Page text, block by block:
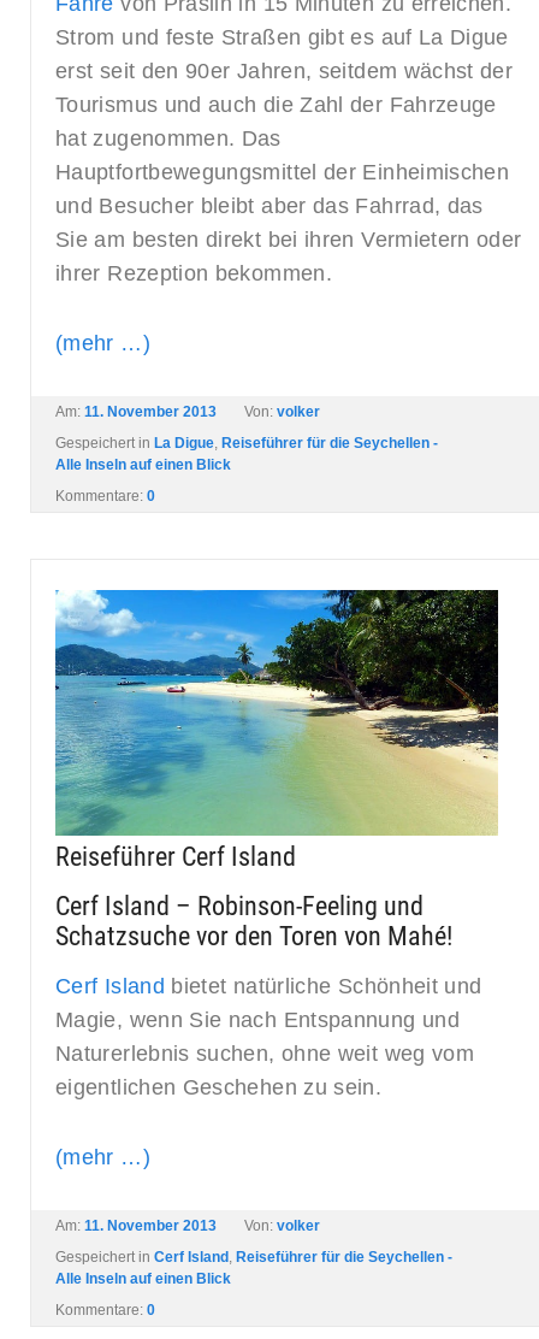
Strom und feste Straßen gibt es auf La Digue
erst seit den 90er Jahren, seitdem wächst der
Tourismus und auch die Zahl der Fahrzeuge
hat zugenommen. Das
Hauptfortbewegungsmittel der Einheimischen
und Besucher bleibt aber das Fahrrad, das
Sie am besten direkt bei ihren Vermietern oder
ihrer Rezeption bekommen.
(mehr …)
Am: 11. November 2013 Von: volker
Gespeichert in La Digue Reiseführer für die Seychellen -
Alle Inseln auf einen Blick
Kommentare: 0
Reiseführer Cerf Island
Cerf Island – Robinson-Feeling und
Schatzsuche vor den Toren von Mahé!
Cerf Island bietet natürliche Schönheit und
Magie, wenn Sie nach Entspannung und
Naturerlebnis suchen, ohne weit weg vom
eigentlichen Geschehen zu sein.
(mehr …)
Am: 11. November 2013 Von: volker
Gespeichert in Cerf Island , Reiseführer für die Seychellen -
Alle Inseln auf einen Blick
Kommentare: 0